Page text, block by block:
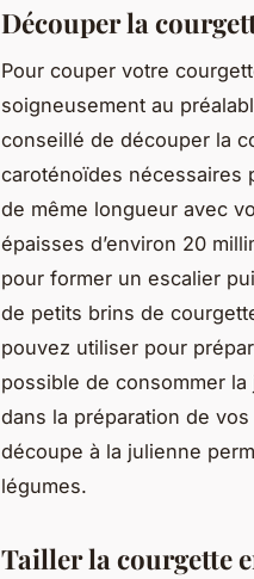
Découper la
Pour couper votre
soigneusement au
conseillé de découper la
caroténoïdes nécessaires
de même longueur avec
épaisses d’environ 20
pour former un escalier
de petits brins de
pouvez utiliser pour
possible de consommer
dans la préparation de
découpe à la julienne
légumes.
Tailler la courgette